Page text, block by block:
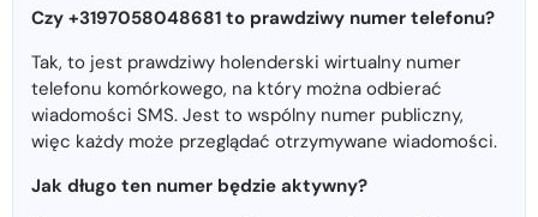
Czy +3197058048681 to prawdziwy numer telefonu?
Tak, to jest prawdziwy holenderski wirtualny numer
telefonu komórkowego, na który można odbierać
wiadomości SMS. Jest to wspólny numer publiczny,
więc każdy może przeglądać otrzymywane wiadomości.
Jak długo ten numer będzie aktywny?